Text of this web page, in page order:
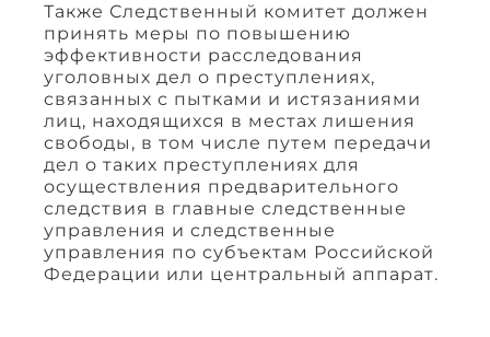
Также Следственный комитет должен
принять меры по повышению
эффективности расследования
уголовных дел о преступлениях,
связанных с пытками и истязаниями
лиц, находящихся в местах лишения
свободы, в том числе путем передачи
дел о таких преступлениях для
осуществления предварительного
следствия в главные следственные
управления и следственные
управления по субъектам Российской
Федерации или центральный аппарат.